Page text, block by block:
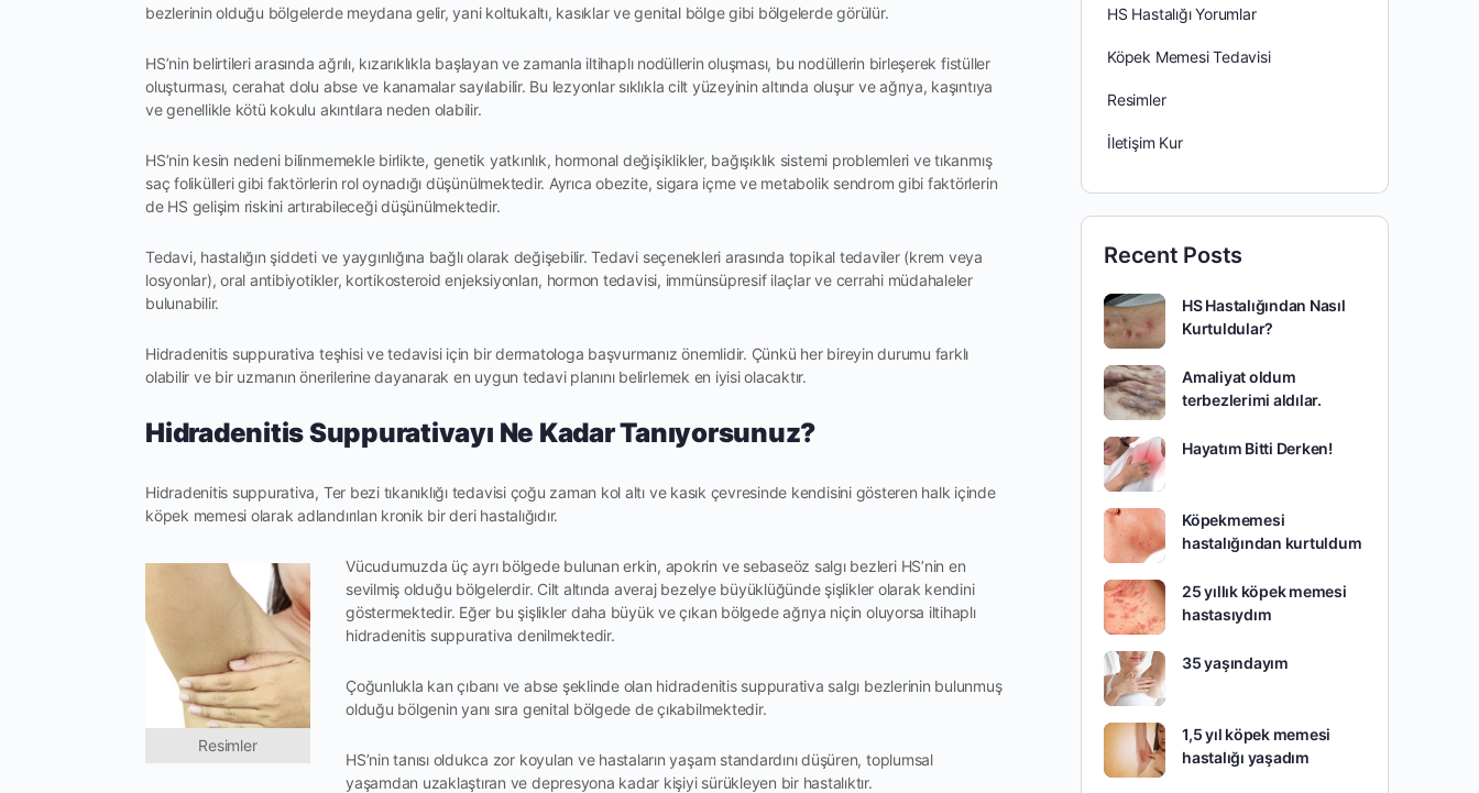
bezlerinin olduğu bölgelerde meydana gelir, yani koltukaltı, kasıklar ve genital bölge gibi bölgelerde görülür.
HS’nin belirtileri arasında ağrılı, kızarıklıkla başlayan ve zamanla iltihaplı nodüllerin oluşması, bu nodüllerin birleşerek fistüller
oluşturması, cerahat dolu abse ve kanamalar sayılabilir. Bu lezyonlar sıklıkla cilt yüzeyinin altında oluşur ve ağrıya, kaşıntıya
ve genellikle kötü kokulu akıntılara neden olabilir.
HS’nin kesin nedeni bilinmemekle birlikte, genetik yatkınlık, hormonal değişiklikler, bağışıklık sistemi problemleri ve tıkanmış
saç folikülleri gibi faktörlerin rol oynadığı düşünülmektedir. Ayrıca obezite, sigara içme ve metabolik sendrom gibi faktörlerin
de HS gelişim riskini artırabileceği düşünülmektedir.
Tedavi, hastalığın şiddeti ve yaygınlığına bağlı olarak değişebilir. Tedavi seçenekleri arasında topikal tedaviler (krem veya
losyonlar), oral antibiyotikler, kortikosteroid enjeksiyonları, hormon tedavisi, immünsüpresif ilaçlar ve cerrahi müdahaleler
bulunabilir.
Hidradenitis suppurativa teşhisi ve tedavisi için bir dermatologa başvurmanız önemlidir. Çünkü her bireyin durumu farklı
olabilir ve bir uzmanın önerilerine dayanarak en uygun tedavi planını belirlemek en iyisi olacaktır.
Hidradenitis Suppurativayı Ne Kadar Tanıyorsunuz?
Hidradenitis suppurativa, Ter bezi tıkanıklığı tedavisi çoğu zaman kol altı ve kasık çevresinde kendisini gösteren halk içinde
köpek memesi olarak adlandırılan kronik bir deri hastalığıdır.
Resimler
Vücudumuzda üç ayrı bölgede bulunan erkin, apokrin ve sebaseöz salgı bezleri HS’nin en
sevilmiş olduğu bölgelerdir. Cilt altında averaj bezelye büyüklüğünde şişlikler olarak kendini
göstermektedir. Eğer bu şişlikler daha büyük ve çıkan bölgede ağrıya niçin oluyorsa iltihaplı
hidradenitis suppurativa denilmektedir.
Çoğunlukla kan çıbanı ve abse şeklinde olan hidradenitis suppurativa salgı bezlerinin bulunmuş
olduğu bölgenin yanı sıra genital bölgede de çıkabilmektedir.
HS’nin tanısı oldukca zor koyulan ve hastaların yaşam standardını düşüren, toplumsal
yaşamdan uzaklaştıran ve depresyona kadar kişiyi sürükleyen bir hastalıktır.
HS Hastalığı Yorumlar
Köpek Memesi Tedavisi
Resimler
İletişim Kur
Recent Posts
HS Hastalığından Nasıl
Kurtuldular?
Amaliyat oldum
terbezlerimi aldılar.
Hayatım Bitti Derken!
Köpekmemesi
hastalığından kurtuldum
25 yıllık köpek memesi
hastasıydım
35 yaşındayım
1,5 yıl köpek memesi
hastalığı yaşadım